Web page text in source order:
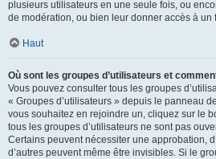
plusieurs utilisateurs en une seule fois, ou
de modération, ou bien leur donner accès à un
Haut
Où sont les groupes d’utilisateurs et
Vous pouvez consulter tous les groupes
« Groupes d’utilisateurs » depuis le panneau
vous souhaitez en rejoindre un, cliquez sur le
tous les groupes d’utilisateurs ne sont pas
Certains peuvent nécessiter une approbation,
d’autres peuvent même être invisibles. Si le